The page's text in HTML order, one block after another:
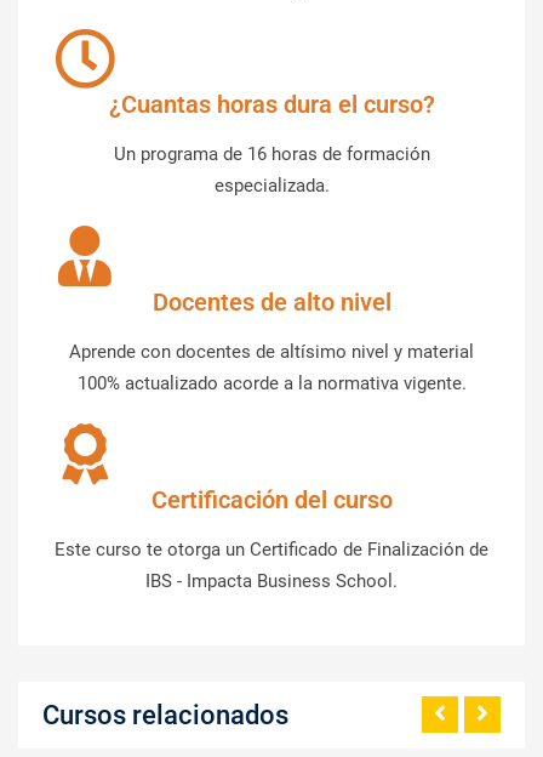
¿Cuantas horas dura el curso?
Un programa de 16 horas de formación
especializada.
Docentes de alto nivel
Aprende con docentes de altísimo nivel y material
100% actualizado acorde a la normativa vigente.
Certificación del curso
Este curso te otorga un Certificado de Finalización de
IBS - Impacta Business School.
Cursos relacionados